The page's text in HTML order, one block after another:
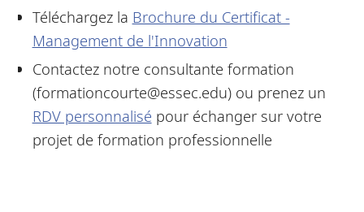
Téléchargez la Brochure du Certificat -
Management de l'Innovation
Contactez notre consultante formation
(formationcourte@essec.edu) ou prenez un
RDV personnalisé pour échanger sur votre
projet de formation professionnelle